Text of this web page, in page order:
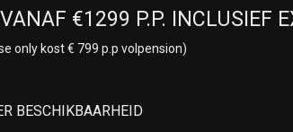
€1299 P.P. INCLUSIEF
only kost € 799 p.p volpension)
BESCHIKBAARHEID